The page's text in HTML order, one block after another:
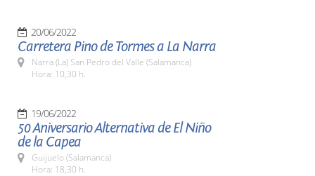
20/06/2022
Carretera Pino de Tormes a La Narra
Narra (La) San Pedro del Valle (Salamanca)
Hora: 10,30 h.
19/06/2022
50 Aniversario Alternativa de El Niño
de la Capea
Guijuelo (Salamanca)
Hora: 18,30 h.